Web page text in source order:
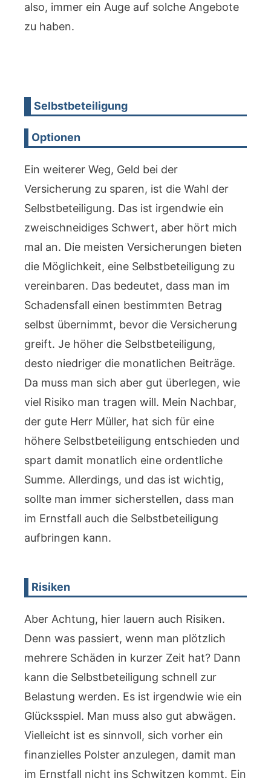
also, immer ein Auge auf solche Angebote
zu haben.
Selbstbeteiligung
Optionen
Ein weiterer Weg, Geld bei der
Versicherung zu sparen, ist die Wahl der
Selbstbeteiligung. Das ist irgendwie ein
zweischneidiges Schwert, aber hört mich
mal an. Die meisten Versicherungen bieten
die Möglichkeit, eine Selbstbeteiligung zu
vereinbaren. Das bedeutet, dass man im
Schadensfall einen bestimmten Betrag
selbst übernimmt, bevor die Versicherung
greift. Je höher die Selbstbeteiligung,
desto niedriger die monatlichen Beiträge.
Da muss man sich aber gut überlegen, wie
viel Risiko man tragen will. Mein Nachbar,
der gute Herr Müller, hat sich für eine
höhere Selbstbeteiligung entschieden und
spart damit monatlich eine ordentliche
Summe. Allerdings, und das ist wichtig,
sollte man immer sicherstellen, dass man
im Ernstfall auch die Selbstbeteiligung
aufbringen kann.
Risiken
Aber Achtung, hier lauern auch Risiken.
Denn was passiert, wenn man plötzlich
mehrere Schäden in kurzer Zeit hat? Dann
kann die Selbstbeteiligung schnell zur
Belastung werden. Es ist irgendwie wie ein
Glücksspiel. Man muss also gut abwägen.
Vielleicht ist es sinnvoll, sich vorher ein
finanzielles Polster anzulegen, damit man
im Ernstfall nicht ins Schwitzen kommt. Ein